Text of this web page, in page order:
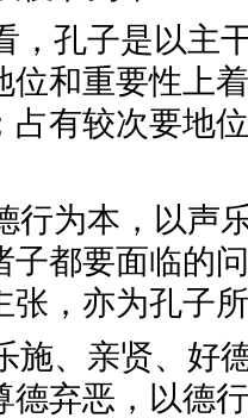
，孔子是以主
位和重要性上
占有较次要地
行为本，以声
子都要面临的
主张，亦为
施、亲贤、好
德弃恶，以德